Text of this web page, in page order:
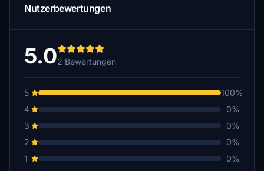
Nutzerbewertungen
5.02 Bewertungen
5
100%
4
0%
3
0%
2
0%
1
0%